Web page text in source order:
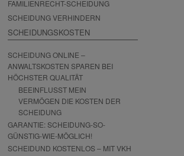
FAMILIENRECHT-SCHEIDUNG
SCHEIDUNG VERHINDERN
SCHEIDUNGSKOSTEN
SCHEIDUNG ONLINE –
ANWALTSKOSTEN SPAREN BEI
HÖCHSTER QUALITÄT
BEEINFLUSST MEIN
VERMÖGEN DIE KOSTEN DER
SCHEIDUNG
GARANTIE: SCHEIDUNG-SO-
GÜNSTIG-WIE-MÖGLICH!
SCHEIDUND KOSTENLOS – MIT VKH